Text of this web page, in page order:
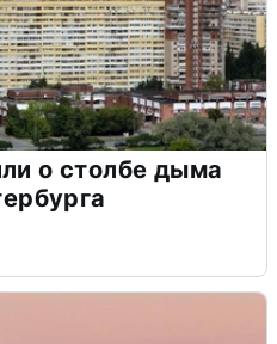
о столбе дыма